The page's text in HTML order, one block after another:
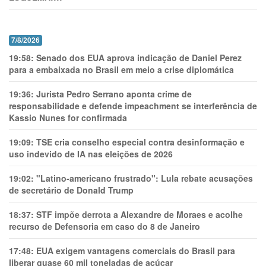
7/8/2026
19:58: Senado dos EUA aprova indicação de Daniel Perez
para a embaixada no Brasil em meio a crise diplomática
19:36: Jurista Pedro Serrano aponta crime de
responsabilidade e defende impeachment se interferência de
Kassio Nunes for confirmada
19:09: TSE cria conselho especial contra desinformação e
uso indevido de IA nas eleições de 2026
19:02: "Latino-americano frustrado": Lula rebate acusações
de secretário de Donald Trump
18:37: STF impõe derrota a Alexandre de Moraes e acolhe
recurso de Defensoria em caso do 8 de Janeiro
17:48: EUA exigem vantagens comerciais do Brasil para
liberar quase 60 mil toneladas de açúcar